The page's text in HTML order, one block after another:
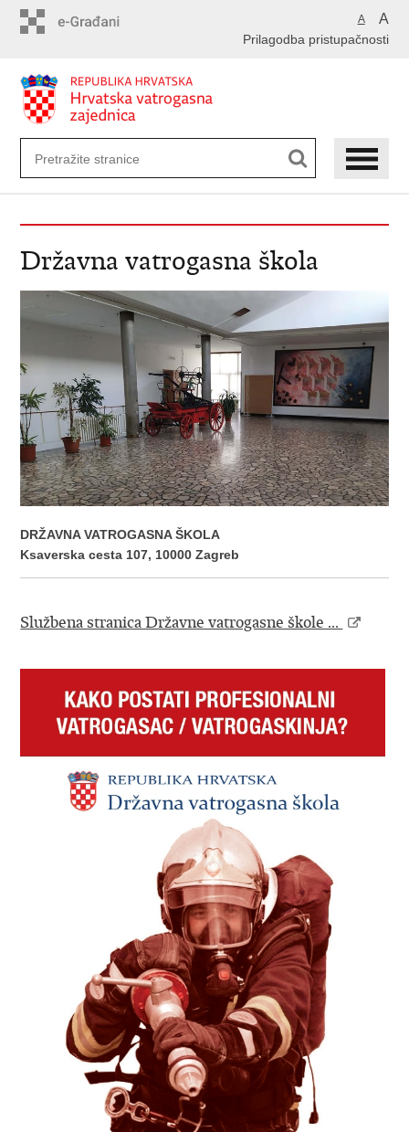
A A
Prilagodba pristupačnosti
Državna vatrogasna škola
DRŽAVNA VATROGASNA ŠKOLA
Ksaverska cesta 107, 10000 Zagreb
Službena stranica Državne vatrogasne škole ...